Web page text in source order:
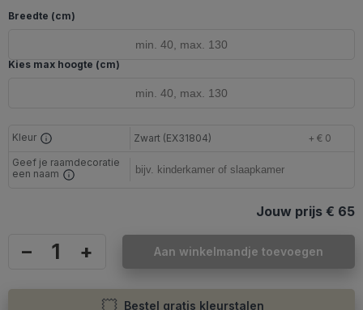
Breedte (cm)
Kies max hoogte (cm)
Kleur Zwart (EX31804)
+ € 0
Geef je raamdecoratie
een naam
Jouw prijs € 65
– + Aan winkelmandje toevoegen
Bestel gratis kleurstalen